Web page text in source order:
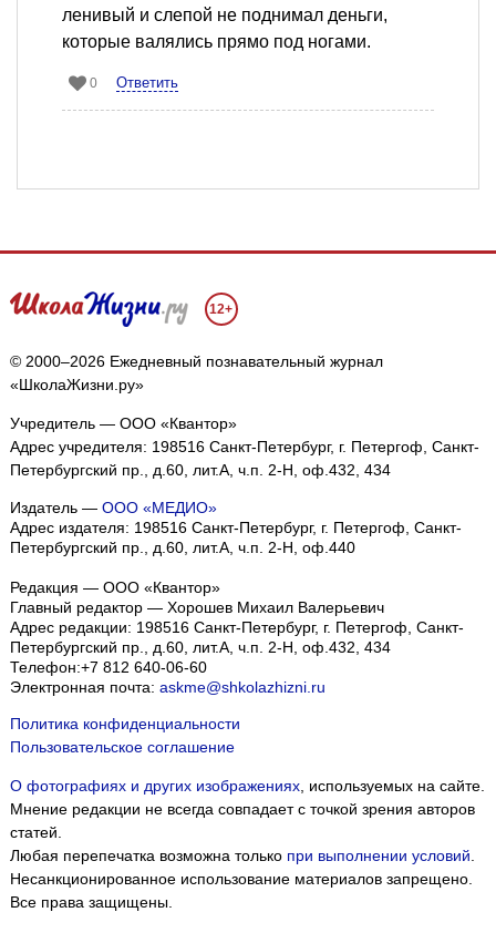
ленивый и слепой не поднимал деньги,
которые валялись прямо под ногами.
0 Ответить
12+
© 2000–2026 Ежедневный познавательный журнал
«ШколаЖизни.ру»
Учредитель — ООО «Квантор»
Адрес учредителя: 198516 Санкт-Петербург, г. Петергоф, Санкт-
Петербургский пр., д.60, лит.А, ч.п. 2-Н, оф.432, 434
Издатель — ООО «МЕДИО»
Адрес издателя: 198516 Санкт-Петербург, г. Петергоф, Санкт-
Петербургский пр., д.60, лит.А, ч.п. 2-Н, оф.440
Редакция — ООО «Квантор»
Главный редактор — Хорошев Михаил Валерьевич
Адрес редакции: 198516 Санкт-Петербург, г. Петергоф, Санкт-
Петербургский пр., д.60, лит.А, ч.п. 2-Н, оф.432, 434
Телефон:+7 812 640-06-60
Электронная почта: askme@shkolazhizni.ru
Политика конфиденциальности
Пользовательское соглашение
О фотографиях и других изображениях, используемых на сайте.
Мнение редакции не всегда совпадает с точкой зрения авторов
статей.
Любая перепечатка возможна только при выполнении условий.
Несанкционированное использование материалов запрещено.
Все права защищены.